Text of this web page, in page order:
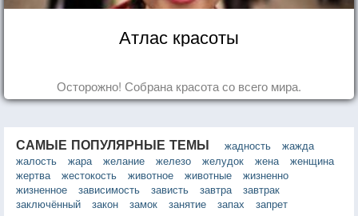
Атлас красоты
Осторожно! Собрана красота со всего мира.
САМЫЕ ПОПУЛЯРНЫЕ ТЕМЫ жадность
жажда
жалость
жара желание железо желудок жена
женщина
жертва
жестокость животное животные
жизненно
жизненное
зависимость зависть завтра
завтрак
заключённый
закон замок занятие запах
запрет